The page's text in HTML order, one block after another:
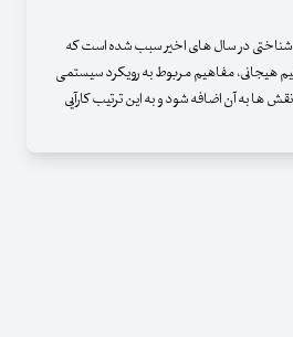
شناختی در سال های اخیر سبب شده است که
هیجانی، مفاهیم مربوط به رویکرد سیستمی
ها به آن اضافه شود و به این ترتیب کارآیی